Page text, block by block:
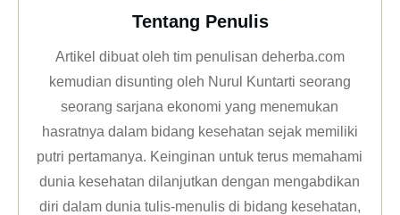
Tentang Penulis
Artikel dibuat oleh tim penulisan deherba.com
kemudian disunting oleh Nurul Kuntarti seorang
seorang sarjana ekonomi yang menemukan
hasratnya dalam bidang kesehatan sejak memiliki
putri pertamanya. Keinginan untuk terus memahami
dunia kesehatan dilanjutkan dengan mengabdikan
diri dalam dunia tulis-menulis di bidang kesehatan,